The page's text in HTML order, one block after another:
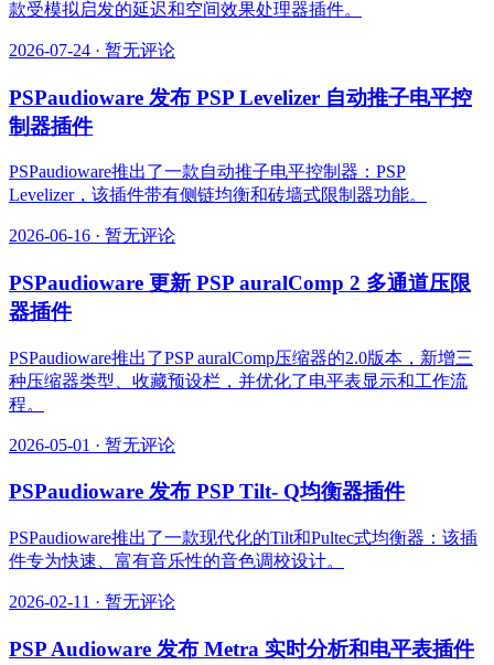
款受模拟启发的延迟和空间效果处理器插件。
2026-07-24 · 暂无评论
PSPaudioware 发布 PSP Levelizer 自动推子电平控
制器插件
PSPaudioware推出了一款自动推子电平控制器：PSP
Levelizer，该插件带有侧链均衡和砖墙式限制器功能。
2026-06-16 · 暂无评论
PSPaudioware 更新 PSP auralComp 2 多通道压限
器插件
PSPaudioware推出了PSP auralComp压缩器的2.0版本，新增三
种压缩器类型、收藏预设栏，并优化了电平表显示和工作流
程。
2026-05-01 · 暂无评论
PSPaudioware 发布 PSP Tilt- Q均衡器插件
PSPaudioware推出了一款现代化的Tilt和Pultec式均衡器：该插
件专为快速、富有音乐性的音色调校设计。
2026-02-11 · 暂无评论
PSP Audioware 发布 Metra 实时分析和电平表插件